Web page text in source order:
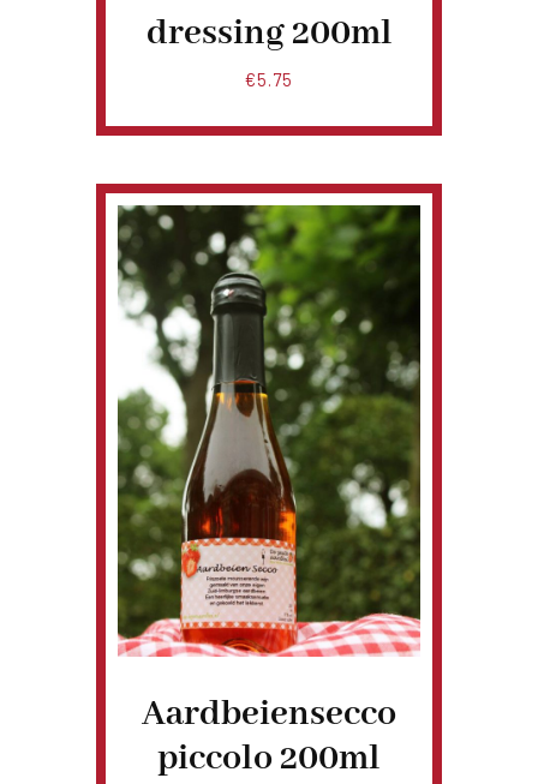
dressing 200ml
€5.75
Aardbeiensecco
piccolo 200ml